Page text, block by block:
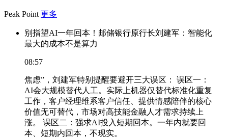
Peak Point 更多
别指望AI一年回本！邮储银行原行长刘建军：智能化
最大的成本不是算力
08:57
焦虑”，刘建军特别提醒要避开三大误区： 误区一：
AI会大规模替代人工。实际上机器仅替代标准化重复
工作，客户经理维系客户信任、提供情感陪伴的核心
价值无可替代，市场对高技能金融人才需求持续上
涨。 误区二：强求AI投入短期回本。一年内就要回
本、短期内回本，不现实。